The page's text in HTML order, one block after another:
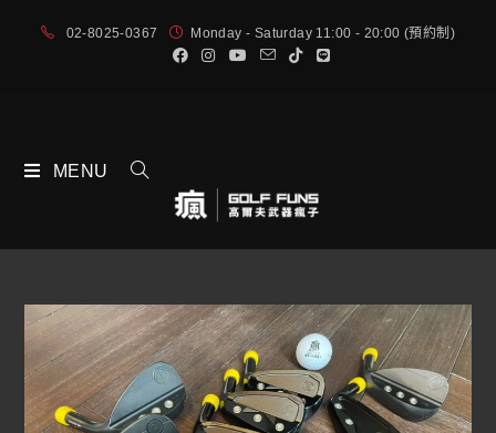
02-8025-0367 Monday - Saturday 11:00 - 20:00 (預約制)
MENU